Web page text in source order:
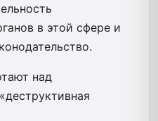
в этой сфере и
над